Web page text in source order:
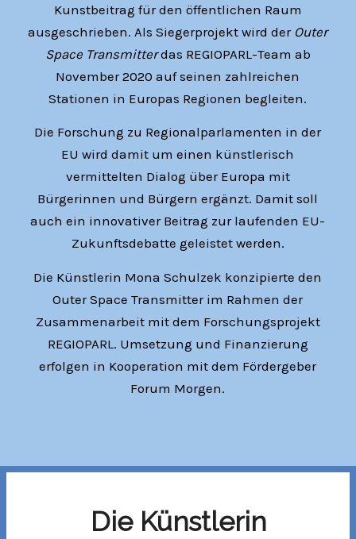
Kunstbeitrag für den öffentlichen Raum
ausgeschrieben. Als Siegerprojekt wird der Outer
Space Transmitterdas REGIOPARL-Team ab
November 2020 auf seinen zahlreichen
Stationen in Europas Regionen begleiten.
Die Forschung zu Regionalparlamenten in der
EU wird damit um einen künstlerisch
vermittelten Dialog über Europa mit
Bürgerinnen und Bürgern ergänzt. Damit soll
auch ein innovativer Beitrag zur laufenden EU-
Zukunftsdebatte geleistet werden.
Die Künstlerin Mona Schulzek konzipierte den
Outer Space Transmitter im Rahmen der
Zusammenarbeit mit dem Forschungsprojekt
REGIOPARL. Umsetzung und Finanzierung
erfolgen in Kooperation mit dem Fördergeber
Forum Morgen.
Die Künstlerin